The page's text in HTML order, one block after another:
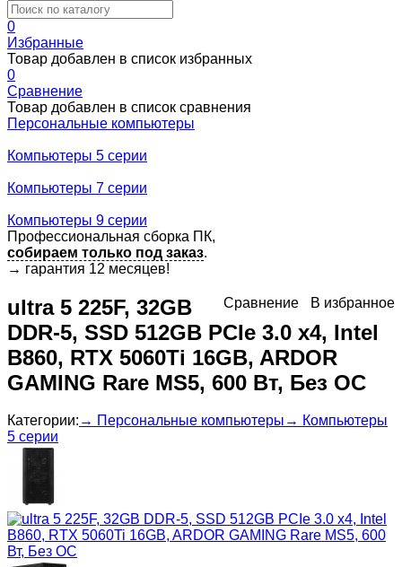
0
Избранные
Товар добавлен в список избранных
0
Сравнение
Товар добавлен в список сравнения
Персональные компьютеры
Компьютеры 5 серии
Компьютеры 7 серии
Компьютеры 9 серии
Профессиональная сборка ПК,
собираем только под заказ.
→ гарантия 12 месяцев!
В избранное
Сравнение
ultra 5 225F, 32GB
DDR-5, SSD 512GB PCIe 3.0 x4, Intel
B860, RTX 5060Ti 16GB, ARDOR
GAMING Rare MS5, 600 Вт, Без ОС
Категории: → Персональные компьютеры → Компьютеры
5 серии